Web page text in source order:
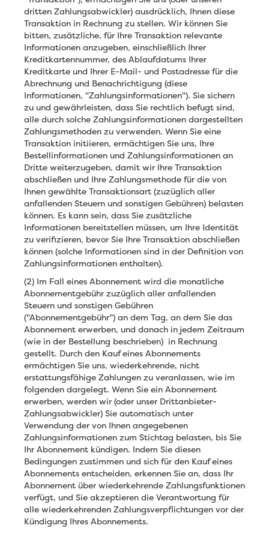
dritten Zahlungsabwickler) ausdrücklich, Ihnen diese
Transaktion in Rechnung zu stellen. Wir können Sie
bitten, zusätzliche, für Ihre Transaktion relevante
Informationen anzugeben, einschließlich Ihrer
Kreditkartennummer, des Ablaufdatums Ihrer
Kreditkarte und Ihrer E-Mail- und Postadresse für die
Abrechnung und Benachrichtigung (diese
Informationen, "Zahlungsinformationen"). Sie sichern
zu und gewährleisten, dass Sie rechtlich befugt sind,
alle durch solche Zahlungsinformationen dargestellten
Zahlungsmethoden zu verwenden. Wenn Sie eine
Transaktion initiieren, ermächtigen Sie uns, Ihre
Bestellinformationen und Zahlungsinformationen an
Dritte weiterzugeben, damit wir Ihre Transaktion
abschließen und Ihre Zahlungsmethode für die von
Ihnen gewählte Transaktionsart (zuzüglich aller
anfallenden Steuern und sonstigen Gebühren) belasten
können. Es kann sein, dass Sie zusätzliche
Informationen bereitstellen müssen, um Ihre Identität
zu verifizieren, bevor Sie Ihre Transaktion abschließen
können (solche Informationen sind in der Definition von
Zahlungsinformationen enthalten).
(2) Im Fall eines Abonnement wird die monatliche
Abonnementgebühr zuzüglich aller anfallenden
Steuern und sonstigen Gebühren
("Abonnementgebühr") an dem Tag, an dem Sie das
Abonnement erwerben, und danach in jedem Zeitraum
(wie in der Bestellung beschrieben) in Rechnung
gestellt. Durch den Kauf eines Abonnements
ermächtigen Sie uns, wiederkehrende, nicht
erstattungsfähige Zahlungen zu veranlassen, wie im
folgenden dargelegt. Wenn Sie ein Abonnement
erwerben, werden wir (oder unser Drittanbieter-
Zahlungsabwickler) Sie automatisch unter
Verwendung der von Ihnen angegebenen
Zahlungsinformationen zum Stichtag belasten, bis Sie
Ihr Abonnement kündigen. Indem Sie diesen
Bedingungen zustimmen und sich für den Kauf eines
Abonnements entscheiden, erkennen Sie an, dass Ihr
Abonnement über wiederkehrende Zahlungsfunktionen
verfügt, und Sie akzeptieren die Verantwortung für
alle wiederkehrenden Zahlungsverpflichtungen vor der
Kündigung Ihres Abonnements.